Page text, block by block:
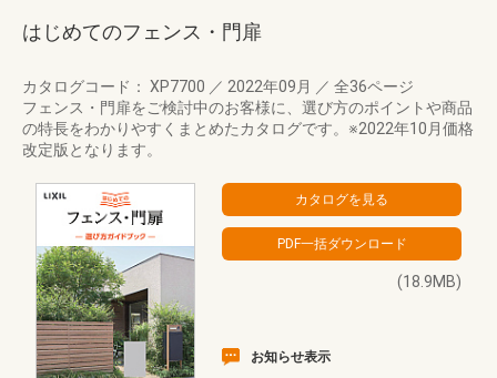
はじめてのフェンス・門扉
カタログコード： XP7700 ／ 2022年09月 ／ 全36ページ
フェンス・門扉をご検討中のお客様に、選び方のポイントや商品
の特長をわかりやすくまとめたカタログです。※2022年10月価格
改定版となります。
(18.9MB)
お知らせ表示